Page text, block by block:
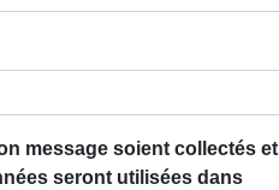
message soient collectés et
seront utilisées dans